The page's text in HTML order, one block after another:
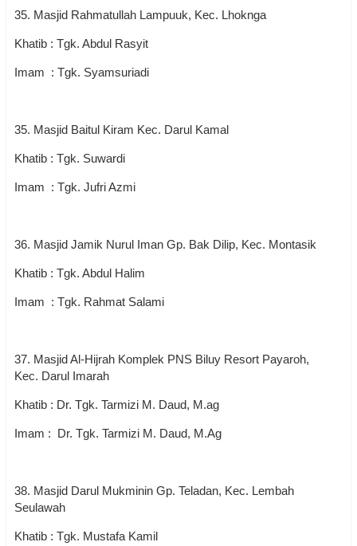
35. Masjid Rahmatullah Lampuuk, Kec. Lhoknga
Khatib : Tgk. Abdul Rasyit
Imam : Tgk. Syamsuriadi
35. Masjid Baitul Kiram Kec. Darul Kamal
Khatib : Tgk. Suwardi
Imam : Tgk. Jufri Azmi
36. Masjid Jamik Nurul Iman Gp. Bak Dilip, Kec. Montasik
Khatib : Tgk. Abdul Halim
Imam : Tgk. Rahmat Salami
37. Masjid Al-Hijrah Komplek PNS Biluy Resort Payaroh,
Kec. Darul Imarah
Khatib : Dr. Tgk. Tarmizi M. Daud, M.ag
Imam : Dr. Tgk. Tarmizi M. Daud, M.Ag
38. Masjid Darul Mukminin Gp. Teladan, Kec. Lembah
Seulawah
Khatib : Tgk. Mustafa Kamil